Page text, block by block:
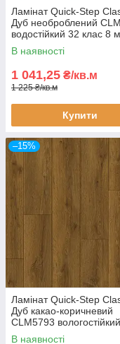
Ламінат Quick-Step
Дуб необроблений
водостійкий 32 клас 8
фаскою
В наявності
1 041,25 ₴/кв.м
1 225 ₴/кв.м
Купити
–15%
Ламінат Quick-Step
Дуб какао-коричневий
CLM5793
клас 8 мм з фаскою
В наявності